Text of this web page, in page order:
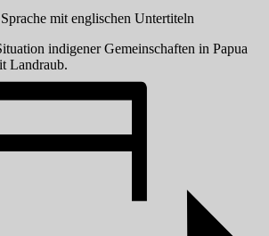
mit englischen Untertiteln
indigener Gemeinschaften in Papua
Landraub.